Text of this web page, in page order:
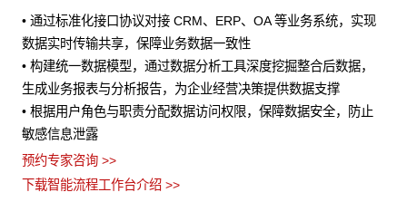
• 通过标准化接口协议对接 CRM、ERP、OA 等业务系统，实现
数据实时传输共享，保障业务数据一致性
• 构建统一数据模型，通过数据分析工具深度挖掘整合后数据，
生成业务报表与分析报告，为企业经营决策提供数据支撑
• 根据用户角色与职责分配数据访问权限，保障数据安全，防止
敏感信息泄露
预约专家咨询 >>
下载智能流程工作台介绍 >>